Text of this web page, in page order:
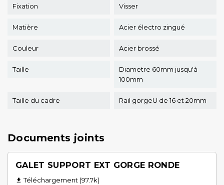
Fixation Visser
Matière Acier électro zingué
Couleur Acier brossé
Taille
Diametre 60mm jusqu'à
100mm
Taille du cadre Rail gorgeU de 16 et 20mm
Documents joints
GALET SUPPORT EXT GORGE RONDE
 Téléchargement (97.7k)